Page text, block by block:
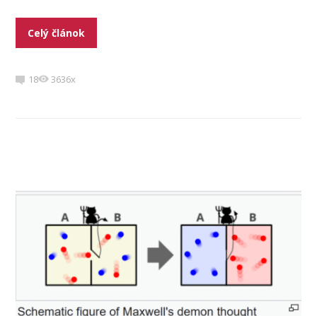
Celý článok
18 3636x